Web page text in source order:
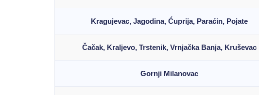
Kragujevac, Jagodina, Ćuprija, Paraćin, Pojate
Čačak, Kraljevo, Trstenik, Vrnjačka Banja, Kruševac
Gornji Milanovac